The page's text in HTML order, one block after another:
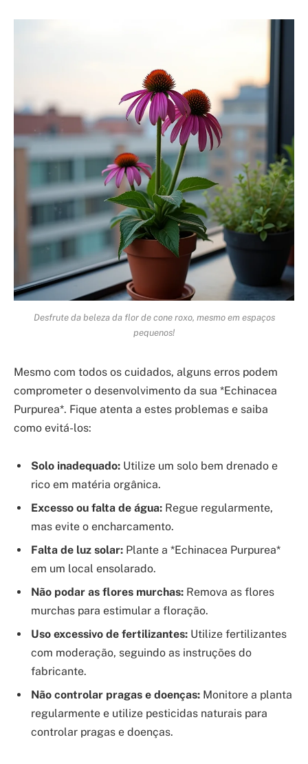
Desfrute da beleza da flor de cone roxo, mesmo em espaços
pequenos!
Mesmo com todos os cuidados, alguns erros podem
comprometer o desenvolvimento da sua *Echinacea
Purpurea*. Fique atenta a estes problemas e saiba
como evitá-los:
Solo inadequado: Utilize um solo bem drenado e
rico em matéria orgânica.
Excesso ou falta de água: Regue regularmente,
mas evite o encharcamento.
Falta de luz solar: Plante a *Echinacea Purpurea*
em um local ensolarado.
Não podar as flores murchas: Remova as flores
murchas para estimular a floração.
Uso excessivo de fertilizantes: Utilize fertilizantes
com moderação, seguindo as instruções do
fabricante.
Não controlar pragas e doenças: Monitore a planta
regularmente e utilize pesticidas naturais para
controlar pragas e doenças.